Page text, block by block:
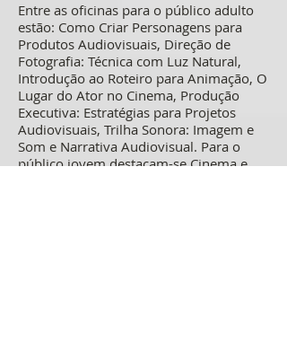
Entre as oficinas para o público adulto
estão: Como Criar Personagens para
Produtos Audiovisuais, Direção de
Fotografia: Técnica com Luz Natural,
Introdução ao Roteiro para Animação, O
Lugar do Ator no Cinema, Produção
Executiva: Estratégias para Projetos
Audiovisuais, Trilha Sonora: Imagem e
Som e Narrativa Audiovisual. Para o
público jovem destacam-se Cinema e